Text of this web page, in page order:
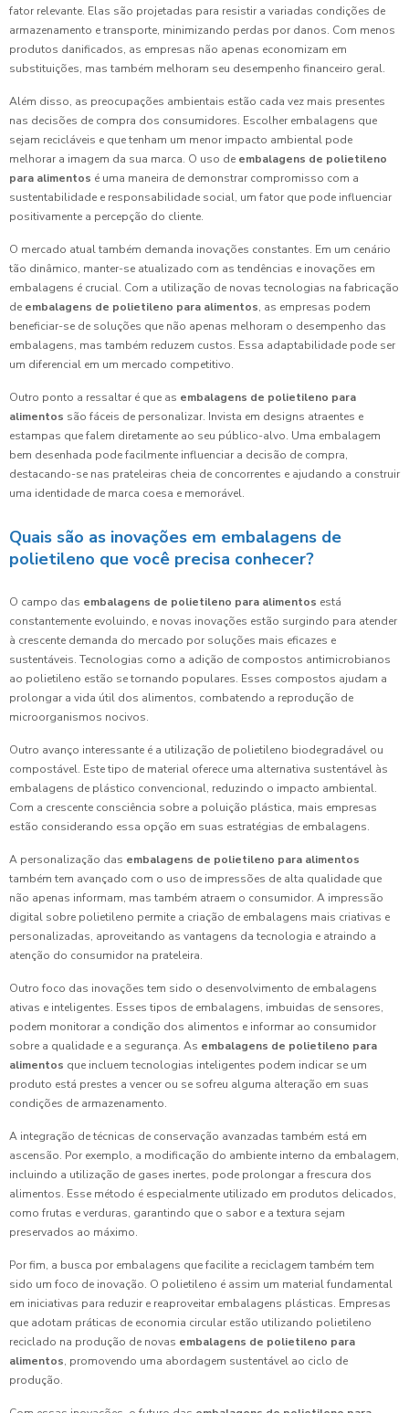
fator relevante. Elas são projetadas para resistir a variadas condições de
armazenamento e transporte, minimizando perdas por danos. Com menos
produtos danificados, as empresas não apenas economizam em
substituições, mas também melhoram seu desempenho financeiro geral.
Além disso, as preocupações ambientais estão cada vez mais presentes
nas decisões de compra dos consumidores. Escolher embalagens que
sejam recicláveis e que tenham um menor impacto ambiental pode
melhorar a imagem da sua marca. O uso de embalagens de polietileno
para alimentos é uma maneira de demonstrar compromisso com a
sustentabilidade e responsabilidade social, um fator que pode influenciar
positivamente a percepção do cliente.
O mercado atual também demanda inovações constantes. Em um cenário
tão dinâmico, manter-se atualizado com as tendências e inovações em
embalagens é crucial. Com a utilização de novas tecnologias na fabricação
de embalagens de polietileno para alimentos, as empresas podem
beneficiar-se de soluções que não apenas melhoram o desempenho das
embalagens, mas também reduzem custos. Essa adaptabilidade pode ser
um diferencial em um mercado competitivo.
Outro ponto a ressaltar é que as embalagens de polietileno para
alimentos são fáceis de personalizar. Invista em designs atraentes e
estampas que falem diretamente ao seu público-alvo. Uma embalagem
bem desenhada pode facilmente influenciar a decisão de compra,
destacando-se nas prateleiras cheia de concorrentes e ajudando a construir
uma identidade de marca coesa e memorável.
Quais são as inovações em embalagens de
polietileno que você precisa conhecer?
O campo das embalagens de polietileno para alimentos está
constantemente evoluindo, e novas inovações estão surgindo para atender
à crescente demanda do mercado por soluções mais eficazes e
sustentáveis. Tecnologias como a adição de compostos antimicrobianos
ao polietileno estão se tornando populares. Esses compostos ajudam a
prolongar a vida útil dos alimentos, combatendo a reprodução de
microorganismos nocivos.
Outro avanço interessante é a utilização de polietileno biodegradável ou
compostável. Este tipo de material oferece uma alternativa sustentável às
embalagens de plástico convencional, reduzindo o impacto ambiental.
Com a crescente consciência sobre a poluição plástica, mais empresas
estão considerando essa opção em suas estratégias de embalagens.
A personalização das embalagens de polietileno para alimentos
também tem avançado com o uso de impressões de alta qualidade que
não apenas informam, mas também atraem o consumidor. A impressão
digital sobre polietileno permite a criação de embalagens mais criativas e
personalizadas, aproveitando as vantagens da tecnologia e atraindo a
atenção do consumidor na prateleira.
Outro foco das inovações tem sido o desenvolvimento de embalagens
ativas e inteligentes. Esses tipos de embalagens, imbuidas de sensores,
podem monitorar a condição dos alimentos e informar ao consumidor
sobre a qualidade e a segurança. As embalagens de polietileno para
alimentos que incluem tecnologias inteligentes podem indicar se um
produto está prestes a vencer ou se sofreu alguma alteração em suas
condições de armazenamento.
A integração de técnicas de conservação avanzadas também está em
ascensão. Por exemplo, a modificação do ambiente interno da embalagem,
incluindo a utilização de gases inertes, pode prolongar a frescura dos
alimentos. Esse método é especialmente utilizado em produtos delicados,
como frutas e verduras, garantindo que o sabor e a textura sejam
preservados ao máximo.
Por fim, a busca por embalagens que facilite a reciclagem também tem
sido um foco de inovação. O polietileno é assim um material fundamental
em iniciativas para reduzir e reaproveitar embalagens plásticas. Empresas
que adotam práticas de economia circular estão utilizando polietileno
reciclado na produção de novas embalagens de polietileno para
alimentos, promovendo uma abordagem sustentável ao ciclo de
produção.